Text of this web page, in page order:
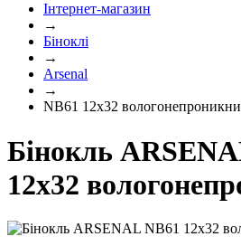
Інтернет-магазин
→
Біноклі
→
Arsenal
→
NB61 12x32
Бінокль
12x32